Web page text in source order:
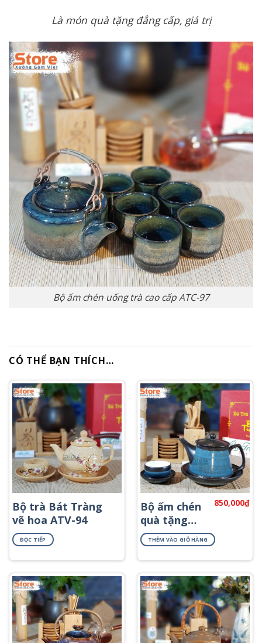
Là món quà tặng đẳng cấp, giá trị
Bộ ấm chén uống trà cao cấp ATC-97
CÓ THỂ BẠN THÍCH…
Bộ trà Bát Tràng
vẽ hoa ATV-94
ĐỌC TIẾP
Bộ ấm chén
quà tặng
đẹp ATS-93
850,000₫
THÊM VÀO GIỎ HÀNG